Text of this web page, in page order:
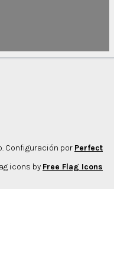
Configuración por Perfect
icons by Free Flag Icons